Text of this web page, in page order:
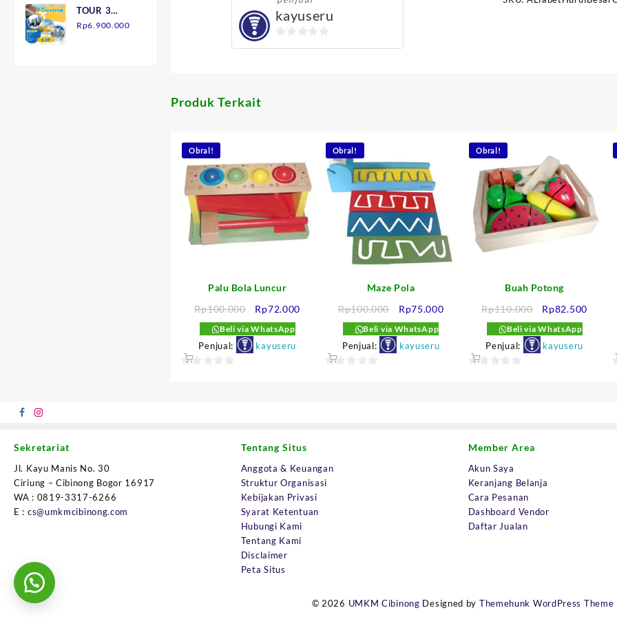
adalah:
Rp145.000.
ini
adalah:
TOUR 3
NEGARA
Rp6.900.000
kayuseru
Produk Terkait
Obral!
Palu Bola Luncur
Rp100.000
Harga
aslinya
adalah:
Rp100.000.
Rp72.000
adalah:
Rp72.000.
Beli via WhatsApp
Penjual: kayuseru
Obral!
Maze Pola
Rp100.000
Harga
aslinya
adalah:
Rp100.000.
Rp75.000Harga
adalah:
Rp75.000.
Beli via WhatsApp
Penjual: kayuseru
Obral!
Buah Potong
Rp110.000
Harga
aslinya
adalah:
Rp110.000.
Rp82.500Harga
adalah:
Beli via WhatsApp
Penjual: kayuseru
Sekretariat
Jl. Kayu Manis No. 30
Ciriung – Cibinong Bogor 16917
WA : 0819-3317-6266
E : cs@umkmcibinong.com
Tentang Situs
Anggota & Keuangan
Struktur Organisasi
Kebijakan Privasi
Syarat Ketentuan
Hubungi Kami
Tentang Kami
Disclaimer
Peta Situs
Member Area
Akun Saya
Keranjang Belanja
Cara Pesanan
Dashboard Vendor
Daftar Jualan
© 2026 UMKM Cibinong Designed by Themehunk WordPress Theme